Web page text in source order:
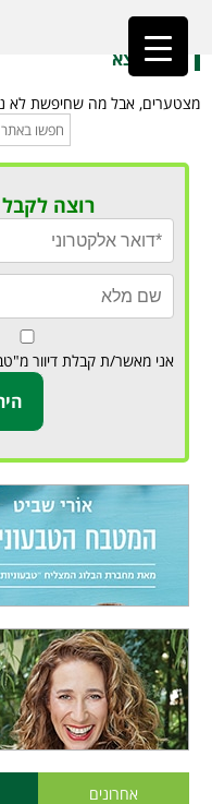
ראשי»מנות ללא גלוטן
לא נמצא
מצטערים, אבל מה שחיפשת לא
רוצה לקבל
אני מאשר/ת קבלת דיוור
אחרונים